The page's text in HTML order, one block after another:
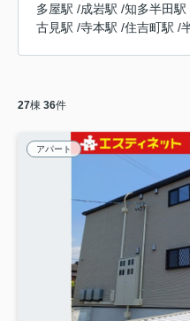
多屋駅 /成岩駅 /知多半田駅
古見駅 /寺本駅 /住吉町駅 /
27棟 36件
アパート